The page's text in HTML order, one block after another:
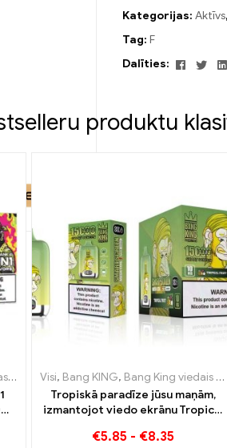
Kategorijas:Aktīvs
Tag:F
Dalīties:
produktu
e-cigaretes Luksemburga,
,Vienreizējās lietošanas e-
Visi, Bang KING, Bang King viedais ekrāns 15000 Puff
Tropiskā paradīze jūsu maņām,
izmantojot viedo ekrānu Tropical
€5.85 - €8.35